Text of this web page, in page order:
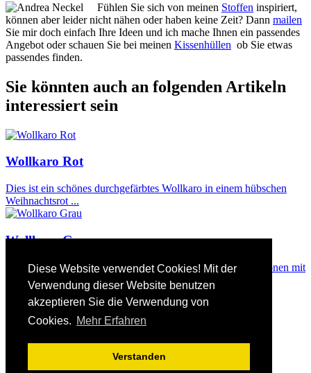
Diese Website verwendet Cookies! Mit der
Verwendung dieser Website benutzen
akzeptieren Sie die Verwendung von
Cookies. Mehr Erfahren
Verstanden
Fühlen Sie sich von meinen Stoffen inspiriert,
können aber leider nicht nähen oder haben keine Zeit? Dann mailen
Sie mir doch einfach Ihre Ideen und ich mache Ihnen ein passendes
Angebot oder schauen Sie bei meinen Kissenhüllen ob Sie etwas
passendes finden.
Sie könnten auch an folgenden Artikeln
interessiert sein
Wollkaro Rot
Dies ist ein schönes durchgefärbtes Wollkaro in einem hübschen
Weihnachtsrot ...
Wollkaro Grau
Dies ist ein schönes durchgefärbtes Wollkaro in edlen Grautönen mit
Ecru. Sie...
Bestellungen & Versand
Impressum
Kontakt